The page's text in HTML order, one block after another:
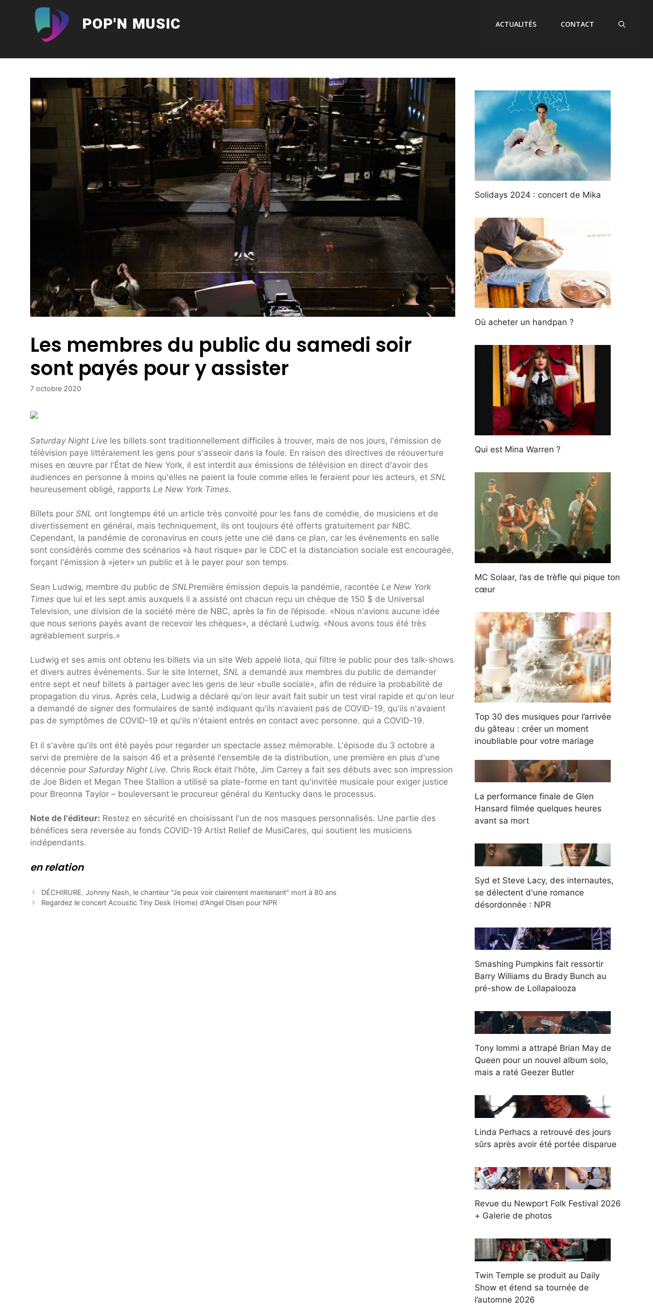
POP'N MUSIC ACTUALITÉS CONTACT
Les membres du public du samedi soir
sont payés pour y assister
7 octobre 2020
Saturday Night Live les billets sont traditionnellement difficiles à trouver, mais de nos jours, l'émission de
télévision paye littéralement les gens pour s'asseoir dans la foule. En raison des directives de réouverture
mises en œuvre par l'État de New York, il est interdit aux émissions de télévision en direct d'avoir des
audiences en personne à moins qu'elles ne paient la foule comme elles le feraient pour les acteurs, et SNL
heureusement obligé, rapports Le New York Times.
Billets pour SNL ont longtemps été un article très convoité pour les fans de comédie, de musiciens et de
divertissement en général, mais techniquement, ils ont toujours été offerts gratuitement par NBC.
Cependant, la pandémie de coronavirus en cours jette une clé dans ce plan, car les événements en salle
sont considérés comme des scénarios «à haut risque» par le CDC et la distanciation sociale est encouragée,
forçant l'émission à «jeter» un public et à le payer pour son temps.
Sean Ludwig, membre du public de SNLPremière émission depuis la pandémie, racontée Le New York
Times que lui et les sept amis auxquels il a assisté ont chacun reçu un chèque de 150 $ de Universal
Television, une division de la société mère de NBC, après la fin de l’épisode. «Nous n'avions aucune idée
que nous serions payés avant de recevoir les chèques», a déclaré Ludwig. «Nous avons tous été très
agréablement surpris.»
Ludwig et ses amis ont obtenu les billets via un site Web appelé Iiota, qui filtre le public pour des talk-shows
et divers autres événements. Sur le site Internet, SNL a demandé aux membres du public de demander
entre sept et neuf billets à partager avec les gens de leur «bulle sociale», afin de réduire la probabilité de
propagation du virus. Après cela, Ludwig a déclaré qu'on leur avait fait subir un test viral rapide et qu'on leur
a demandé de signer des formulaires de santé indiquant qu'ils n'avaient pas de COVID-19, qu'ils n'avaient
pas de symptômes de COVID-19 et qu'ils n'étaient entrés en contact avec personne. qui a COVID-19.
Et il s'avère qu'ils ont été payés pour regarder un spectacle assez mémorable. L'épisode du 3 octobre a
servi de première de la saison 46 et a présenté l'ensemble de la distribution, une première en plus d'une
décennie pour Saturday Night Live. Chris Rock était l'hôte, Jim Carrey a fait ses débuts avec son impression
de Joe Biden et Megan Thee Stallion a utilisé sa plate-forme en tant qu'invitée musicale pour exiger justice
pour Breonna Taylor – bouleversant le procureur général du Kentucky dans le processus.
Note de l'éditeur: Restez en sécurité en choisissant l'un de nos masques personnalisés. Une partie des
bénéfices sera reversée au fonds COVID-19 Artist Relief de MusiCares, qui soutient les musiciens
indépendants.
en relation
DÉCHIRURE. Johnny Nash, le chanteur "Je peux voir clairement maintenant" mort à 80 ans
Regardez le concert Acoustic Tiny Desk (Home) d'Angel Olsen pour NPR
Solidays 2024 : concert de Mika
Où acheter un handpan ?
Qui est Mina Warren ?
MC Solaar, l’as de trèfle qui pique ton
cœur
Top 30 des musiques pour l’arrivée
du gâteau : créer un moment
inoubliable pour votre mariage
La performance finale de Glen
Hansard filmée quelques heures
avant sa mort
Syd et Steve Lacy, des internautes,
se délectent d'une romance
désordonnée : NPR
Smashing Pumpkins fait ressortir
Barry Williams du Brady Bunch au
pré-show de Lollapalooza
Tony Iommi a attrapé Brian May de
Queen pour un nouvel album solo,
mais a raté Geezer Butler
Linda Perhacs a retrouvé des jours
sûrs après avoir été portée disparue
Revue du Newport Folk Festival 2026
+ Galerie de photos
Twin Temple se produit au Daily
Show et étend sa tournée de
l’automne 2026